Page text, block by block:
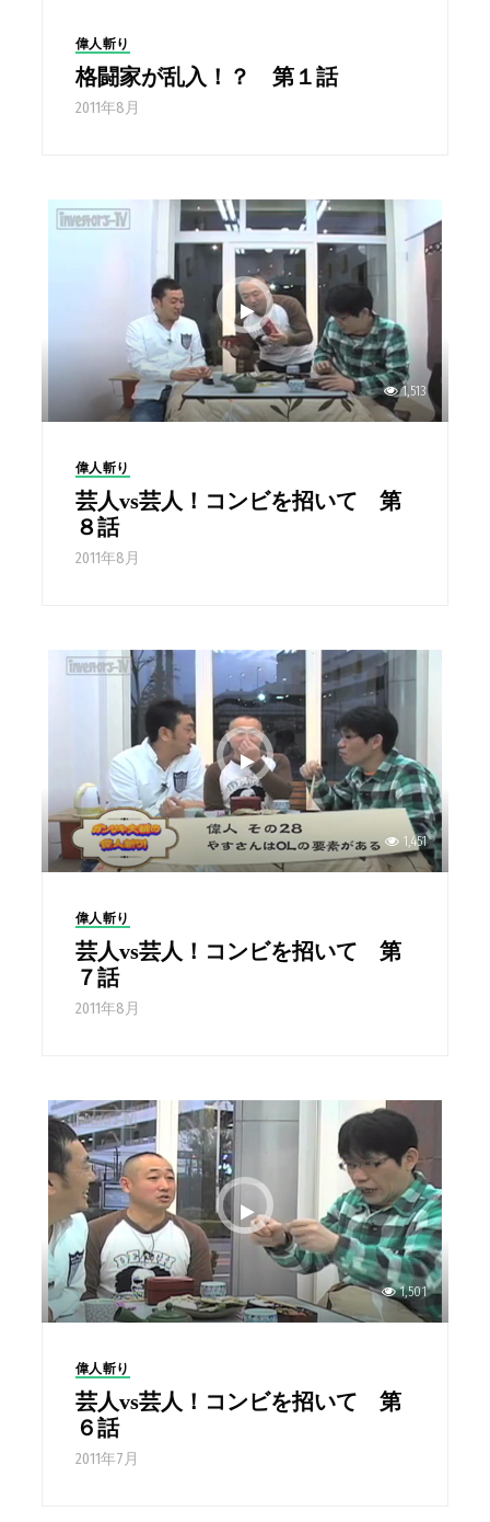
偉人斬り
格闘家が乱入！？ 第１話
2011年8月
1,513
偉人斬り
芸人vs芸人！コンビを招いて 第
８話
2011年8月
1,451
偉人斬り
芸人vs芸人！コンビを招いて 第
７話
2011年8月
1,501
偉人斬り
芸人vs芸人！コンビを招いて 第
６話
2011年7月